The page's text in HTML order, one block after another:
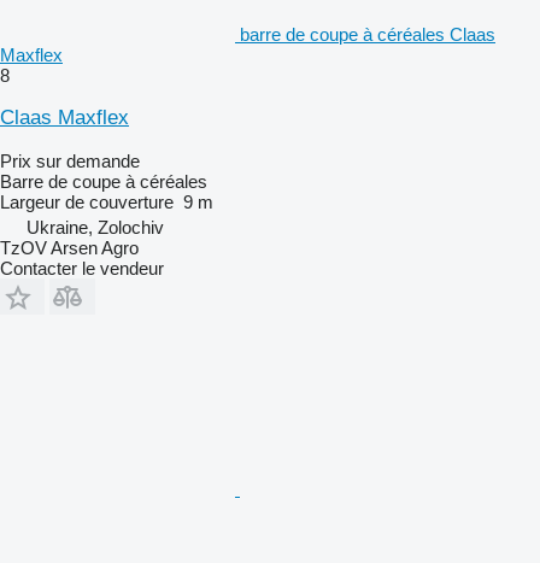
barre de coupe à céréales Claas
Maxflex
8
Claas Maxflex
Prix sur demande
Barre de coupe à céréales
Largeur de couverture 9 m
Ukraine, Zolochiv
TzOV Arsen Agro
Contacter le vendeur